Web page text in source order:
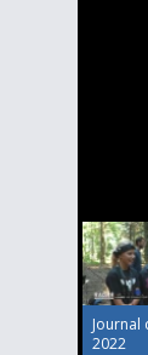
0
seconds
of
11
minutes,
18
seconds
Journal
2022